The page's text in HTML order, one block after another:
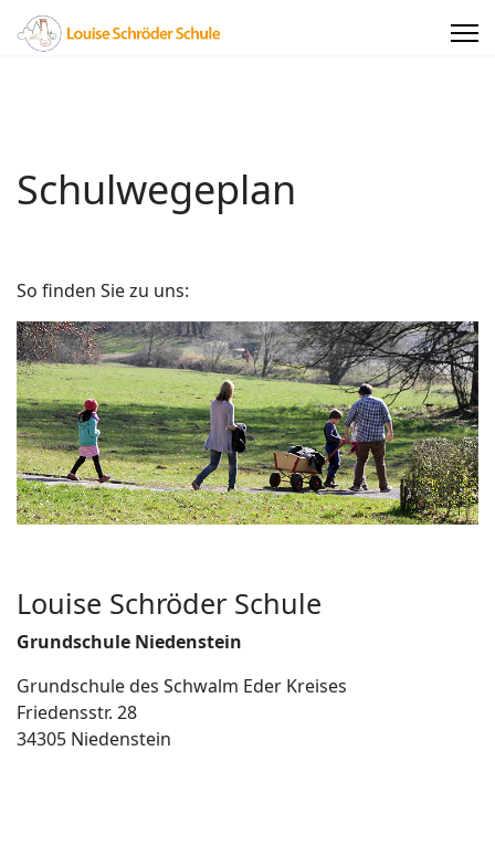
Schulwegeplan
So finden Sie zu uns:
Louise Schröder Schule
Grundschule Niedenstein
Grundschule des Schwalm Eder Kreises
Friedensstr. 28
34305 Niedenstein